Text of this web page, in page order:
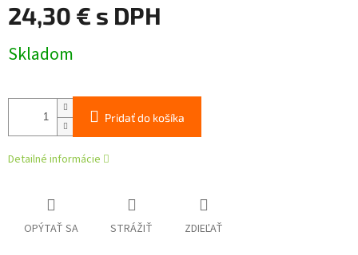
24,30 € s DPH
cena:
Skladom
Pridať do košíka
Detailné informácie
OPÝTAŤ SA STRÁŽIŤ ZDIEĽAŤ